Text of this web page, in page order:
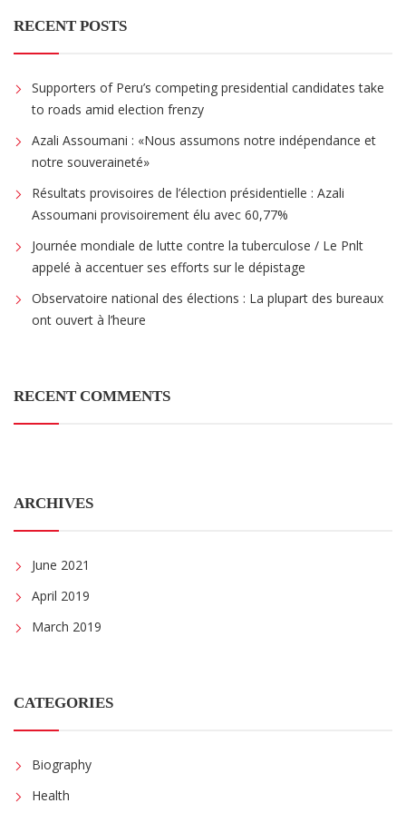
RECENT POSTS
Supporters of Peru’s competing presidential candidates take
to roads amid election frenzy
Azali Assoumani : «Nous assumons notre indépendance et
notre souveraineté»
Résultats provisoires de l’élection présidentielle : Azali
Assoumani provisoirement élu avec 60,77%
Journée mondiale de lutte contre la tuberculose / Le Pnlt
appelé à accentuer ses efforts sur le dépistage
Observatoire national des élections : La plupart des bureaux
ont ouvert à l’heure
RECENT COMMENTS
ARCHIVES
June 2021
April 2019
March 2019
CATEGORIES
Biography
Health